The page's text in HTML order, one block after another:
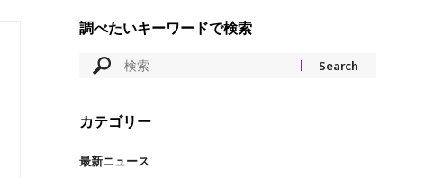
調べたいキーワードで検索
カテゴリー
最新ニュース